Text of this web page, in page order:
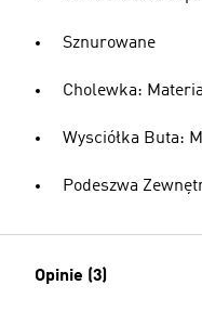
Sznurowane
Cholewka:
Wysciółka Buta:
Podeszwa
Opinie (3)